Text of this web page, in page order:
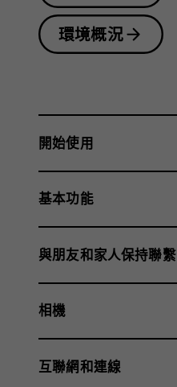
環境概況
開始使用
基本功能
與朋友和家人保持聯繫
相機
互聯網和連線